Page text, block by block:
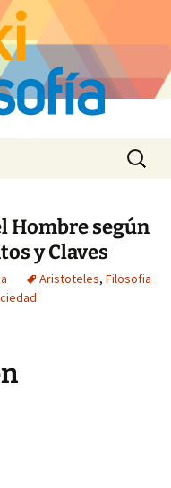
Buscar:
Hombre según
y Claves
Aristoteles, Filosofia